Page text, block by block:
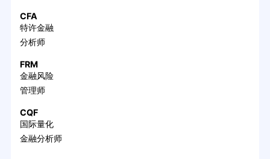
CFA
特许金融
分析师
FRM
金融风险
管理师
CQF
国际量化
金融分析师